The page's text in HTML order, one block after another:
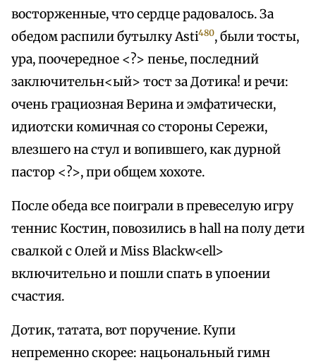
восторженные, что сердце радовалось. За
обедом распили бутылку Asti480, были тосты,
ура, поочередное <?> пенье, последний
заключительн<ый> тост за Дотика! и речи:
очень грациозная Верина и эмфатически,
идиотски комичная со стороны Сережи,
влезшего на стул и вопившего, как дурной
пастор <?>, при общем хохоте.
После обеда все поиграли в превеселую игру
теннис Костин, повозились в hall на полу дети
свалкой с Олей и Miss Blackw<ell>
включительно и пошли спать в упоении
счастия.
Дотик, татата, вот поручение. Купи
непременно скорее: нацьональный гимн